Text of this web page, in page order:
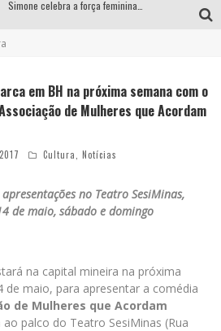
Circuito Minas Musical chega a Sabará com show gratuito de Thiago Delegado, Nath Rodrigues e Tulio Araujo
em BH na próxima semana com o
de Mulheres que Acordam
Cultura Notícias
no Teatro SesiMinas,
de maio, sábado e domingo
na capital mineira na próxima
de maio, para apresentar a comédia
de Mulheres que Acordam
ao palco do Teatro SesiMinas (Rua